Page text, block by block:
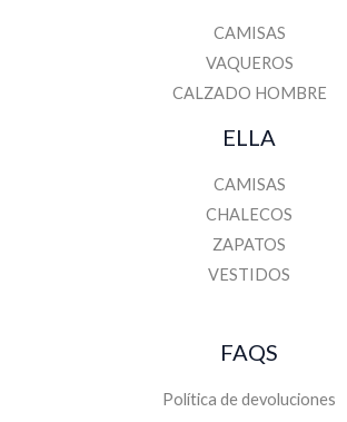
CAMISAS
VAQUEROS
CALZADO HOMBRE
ELLA
CAMISAS
CHALECOS
ZAPATOS
VESTIDOS
FAQS
Política de devoluciones